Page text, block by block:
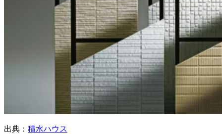
出典： 積水ハウス